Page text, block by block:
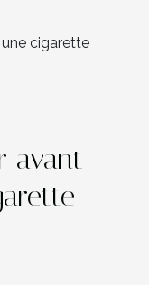
cigarette
avant